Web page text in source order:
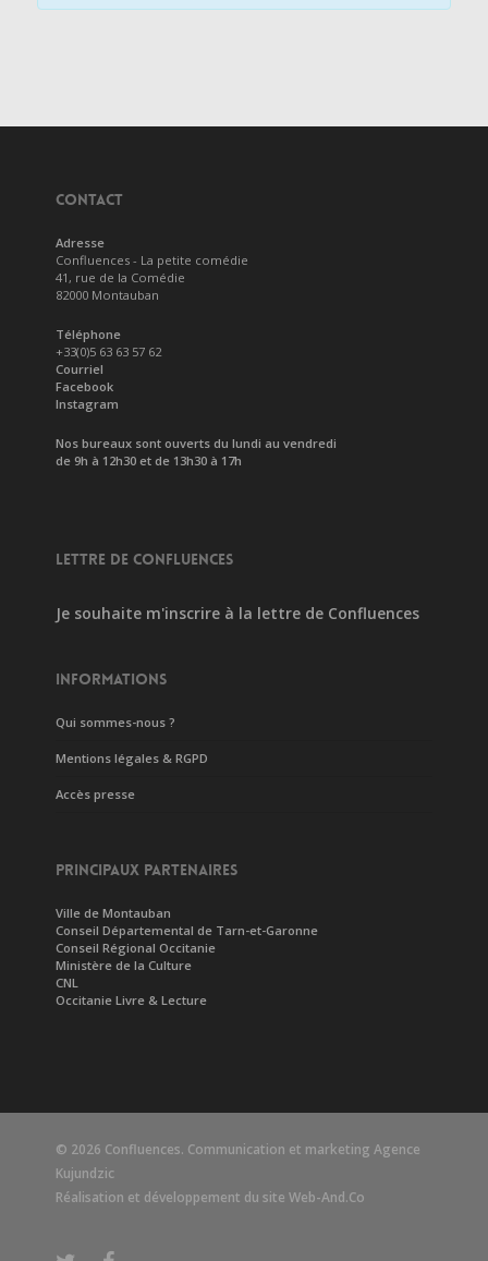
CONTACT
Adresse
Confluences - La petite comédie
41, rue de la Comédie
82000 Montauban
Téléphone
+33(0)5 63 63 57 62
Courriel
Facebook
Instagram
Nos bureaux sont ouverts du lundi au vendredi
de 9h à 12h30 et de 13h30 à 17h
LETTRE DE CONFLUENCES
Je souhaite m'inscrire à la lettre de Confluences
INFORMATIONS
Qui sommes-nous ?
Mentions légales & RGPD
Accès presse
PRINCIPAUX PARTENAIRES
Ville de Montauban
Conseil Départemental de Tarn-et-Garonne
Conseil Régional Occitanie
Ministère de la Culture
CNL
Occitanie Livre & Lecture
© 2026 Confluences. Communication et marketing Agence
Kujundzic
Réalisation et développement du site Web-And.Co